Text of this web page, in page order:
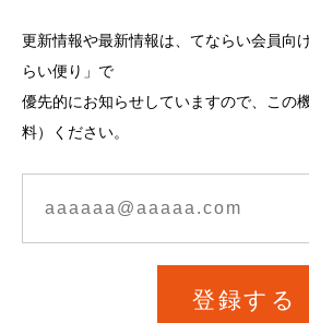
更新情報や最新情報は、てならい会員向
らい便り」で
優先的にお知らせしていますので、この
料）ください。
登録する